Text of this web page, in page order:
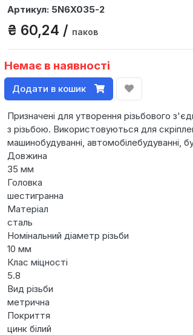
Артикул: 5N6X035-2
₴ 60,24 / паков
Немає в наявності
Додати в кошик
Призначені для утворення різьбового
з різьбою. Використовуються для
машинобудуванні, автомобілебудуванні,
Довжина
35 мм
Головка
шестигранна
Матеріал
сталь
Номінальний діаметр різьби
10 мм
Клас міцності
5.8
Вид різьби
метрична
Покриття
цинк білий